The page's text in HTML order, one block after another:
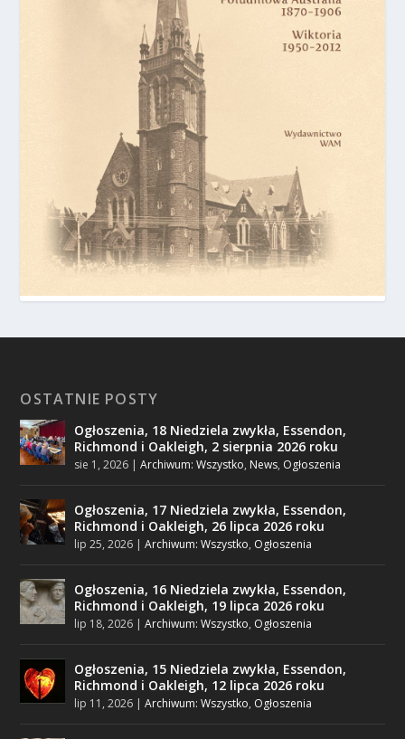
OSTATNIE POSTY
Ogłoszenia, 18 Niedziela zwykła, Essendon,
Richmond i Oakleigh, 2 sierpnia 2026 roku
sie 1, 2026 |Archiwum: Wszystko, News, Ogłoszenia
Ogłoszenia, 17 Niedziela zwykła, Essendon,
Richmond i Oakleigh, 26 lipca 2026 roku
lip 25, 2026 |Archiwum: Wszystko, Ogłoszenia
Ogłoszenia, 16 Niedziela zwykła, Essendon,
Richmond i Oakleigh, 19 lipca 2026 roku
lip 18, 2026 |Archiwum: Wszystko, Ogłoszenia
Ogłoszenia, 15 Niedziela zwykła, Essendon,
Richmond i Oakleigh, 12 lipca 2026 roku
lip 11, 2026 |Archiwum: Wszystko, Ogłoszenia